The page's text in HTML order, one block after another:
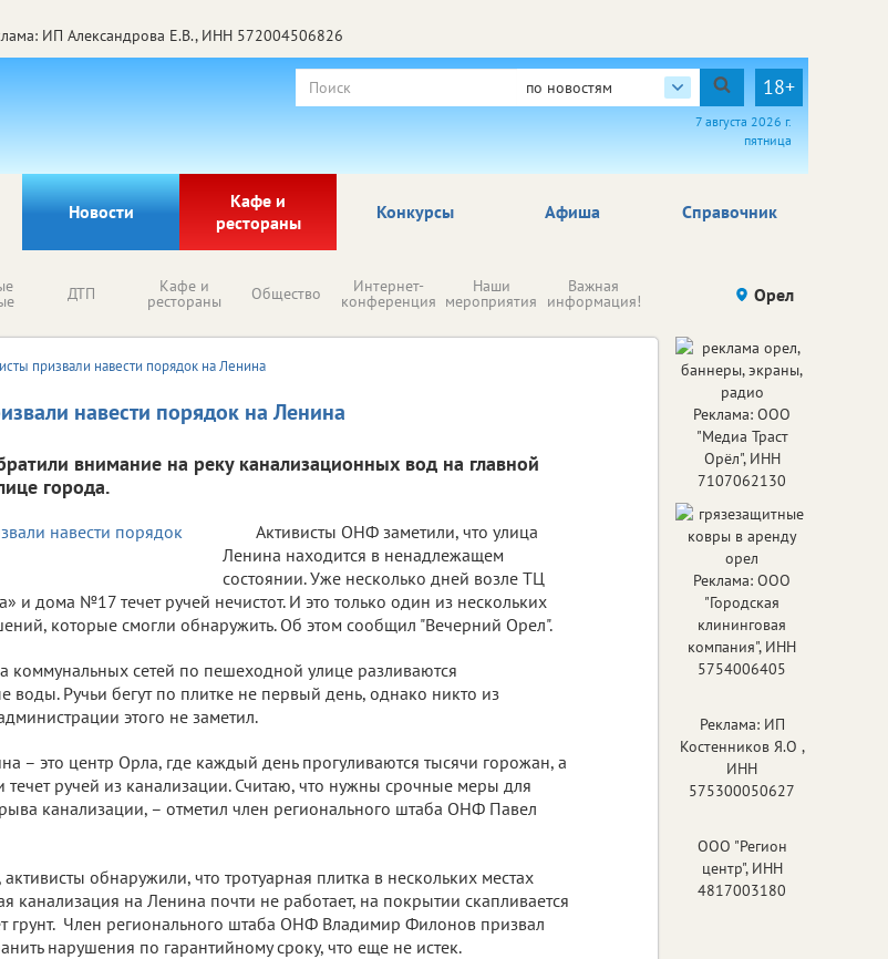
ИП Александрова Е.В., ИНН 572004506826
по новостям 18+
7 августа 2026 г.
пятница
Новости
Кафе и
рестораны
Афиша Справочник
Конкурсы
ДТП Кафе и
рестораны Общество Интернет-
конференция
Наши
мероприятия
Важная
информация! Происшествия Здоровье
Орел
призвали навести порядок на Ленина
навести порядок на Ленина
внимание на реку канализационных вод на главной
города.
Активисты ОНФ заметили, что улица
Ленина находится в ненадлежащем
состоянии. Уже несколько дней возле ТЦ
и дома №17 течет ручей нечистот. И это только один из нескольких
которые смогли обнаружить. Об этом сообщил "Вечерний Орел".
коммунальных сетей по пешеходной улице разливаются
воды. Ручьи бегут по плитке не первый день, однако никто из
этого не заметил.
– это центр Орла, где каждый день прогуливаются тысячи горожан, а
течет ручей из канализации. Считаю, что нужны срочные меры для
канализации, – отметил член регионального штаба ОНФ Павел
обнаружили, что тротуарная плитка в нескольких местах
канализация на Ленина почти не работает, на покрытии скапливается
грунт. Член регионального штаба ОНФ Владимир Филонов призвал
нарушения по гарантийному сроку, что еще не истек.
Реклама: ООО
"Медиа Траст
Орёл", ИНН
7107062130
Реклама: ООО
"Городская
клининговая
компания", ИНН
5754006405
Реклама: ИП
Костенников Я.О ,
ИНН
575300050627
ООО "Регион
центр", ИНН
4817003180